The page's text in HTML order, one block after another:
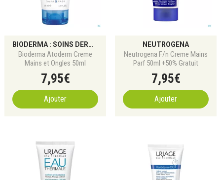
BIODERMA : SOINS DERMATOLOGIQUES ET DERMO-COSMÉTIQUES POUR TOUS LES TYPES DE PEAU
Bioderma Atoderm Creme
Mains et Ongles 50ml
7,95€
Ajouter
NEUTROGENA
Neutrogena F/n Creme Mains
Parf 50ml +50% Gratuit
7,95€
Ajouter